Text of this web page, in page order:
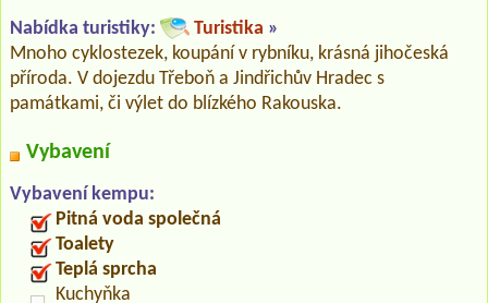
Nabídka turistiky: Turistika »
Mnoho cyklostezek, koupání v rybníku, krásná jihočeská
příroda. V dojezdu Třeboň a Jindřichův Hradec s
památkami, či výlet do blízkého Rakouska.
Vybavení
Vybavení kempu:
Pitná voda společná
Toalety
Teplá sprcha
Kuchyňka